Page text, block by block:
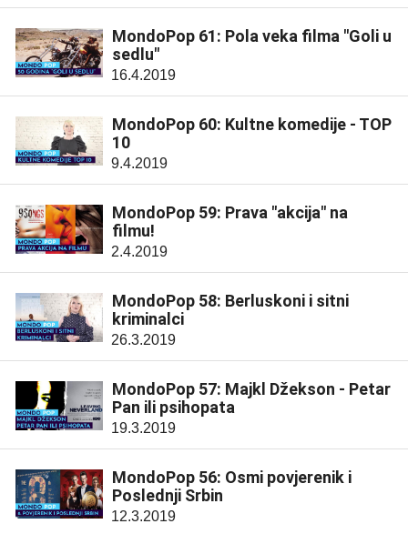
MondoPop 61: Pola veka filma "Goli u
sedlu"
16.4.2019
MondoPop 60: Kultne komedije - TOP
10
9.4.2019
MondoPop 59: Prava "akcija" na
filmu!
2.4.2019
MondoPop 58: Berluskoni i sitni
kriminalci
26.3.2019
MondoPop 57: Majkl Džekson - Petar
Pan ili psihopata
19.3.2019
MondoPop 56: Osmi povjerenik i
Poslednji Srbin
12.3.2019